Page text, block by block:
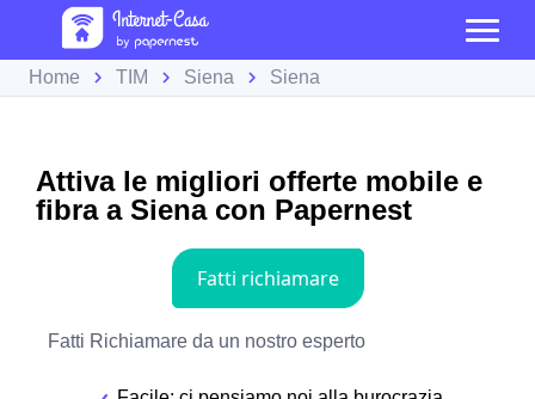
Home TIM Siena Siena